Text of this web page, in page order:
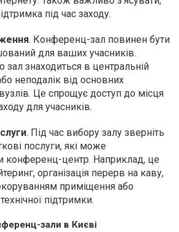
під час заходу.
. Конференц-зал повинен бути
для ваших учасників.
зал знаходиться в центральній
неподалік від основних
Це спрощує доступ до місця
для учасників.
. Під час вибору залу зверніть
послуги, які може
конференц-центр. Наприклад, це
організація перерв на каву,
приміщення або
підтримки.
зали в Києві